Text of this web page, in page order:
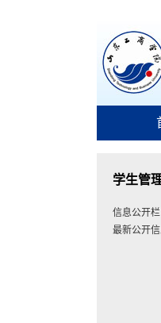
学生管
信息公开栏
最新公开